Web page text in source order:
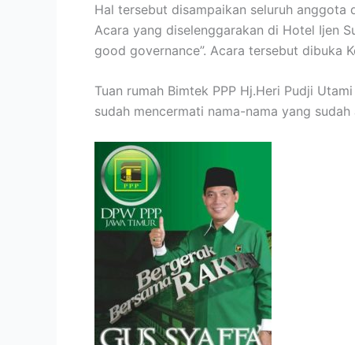
Hal tersebut disampaikan seluruh anggota
Acara yang diselenggarakan di Hotel Ijen
good governance”. Acara tersebut dibuka
Tuan rumah Bimtek PPP Hj.Heri Pudji
sudah mencermati nama-nama yang